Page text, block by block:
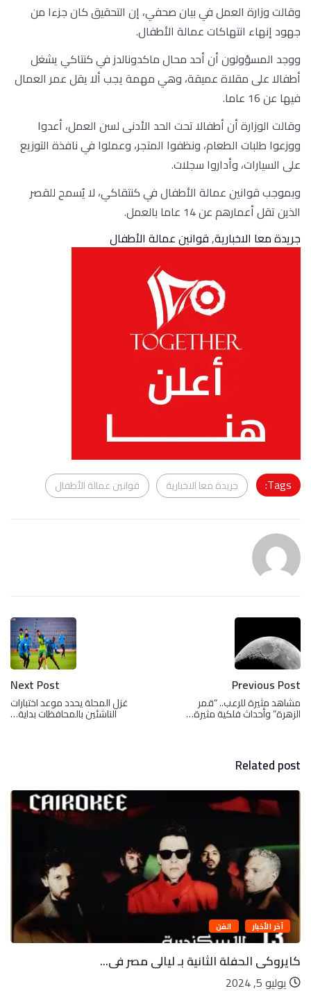
وقالت وزارة العمل في بيان صحفي، إن التحقيق كان جزءا من
جهود إنهاء انتهاكات عمالة الأطفال.
ووجد المسؤولون أن أحد محال ماكدونالدز في كنتاكي يشغل
أطفالا على مقلاة عميقة، وهي مهمة يجب ألا يقل عمر العمال
فيها عن 16 عاما.
وقالت الوزارة أن أطفالا تحت الحد الأدنى لسن العمل، أعدوا
ووزعوا طلبات الطعام، ونظفوا المتجر، وعملوا في نافذة التوزيع
على السيارات، وأداروا سجلات.
وبموجب قوانين عمالة الأطفال في كنتقاكي، لا يُسمح للقصر
الذين تقل أعمارهم عن 14 عاما بالعمل.
جريدة معا الاخبارية,قوانين عمالة الأطفال
Tags: جريدة معا الاخبارية قوانين عمالة الأطفال
Previous Post
مشاهد مثيرة للرعب.. “قمر
الزهرة” وأحداث فلكية مثيرة…
Next Post
غزل المحلة يحدد موعد اختبارات
الناشئين بالمحافظات بداية…
Related post
آخر الأخبار الفن
كايروكى الحفلة الثانية بـ ليالى مصر فى...
يوليو 5, 2024